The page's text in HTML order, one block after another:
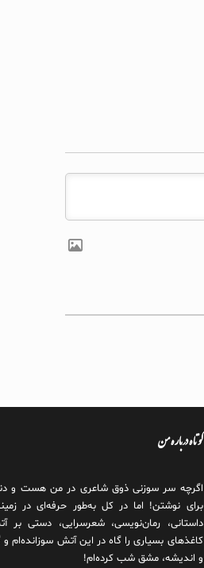
کوتاه درباره من
اگرچه سر سوزنی ذوق شاعری در من هست و
برای نوشتن! اما در کل به‌طور حرفه‌ای در
داستانی، رمان‌نویسی، شعرسرایی، دستی بر
کاغذهای بسیاری را گاه در این آتش سوزانده‌ام
و اندیشه، مشق شب کرده‌ام!